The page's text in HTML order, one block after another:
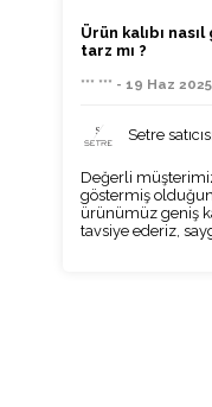
Ürün kalıbı
tarz mı ?
*** *** - 19 Haz 2025
Setre
Değerli
göstermiş
ürünümüz geniş
tavsiye ederiz,